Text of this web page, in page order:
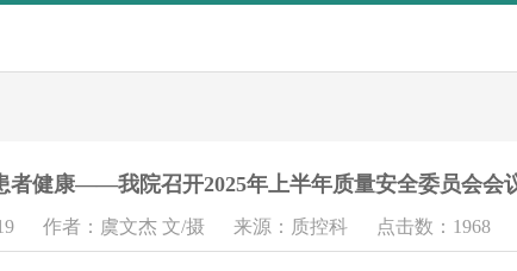
者健康——我院召开2025年上半年质量安全委员会会
作者：虞文杰 文/摄 来源：质控科 点击数：1968